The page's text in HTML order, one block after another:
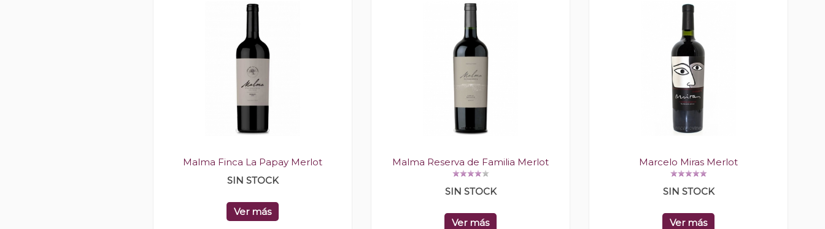
Malma Finca La Papay Merlot
SIN STOCK
Ver más
Malma Reserva de Familia Merlot
SIN STOCK
Ver más
Marcelo Miras Merlot
SIN STOCK
Ver más